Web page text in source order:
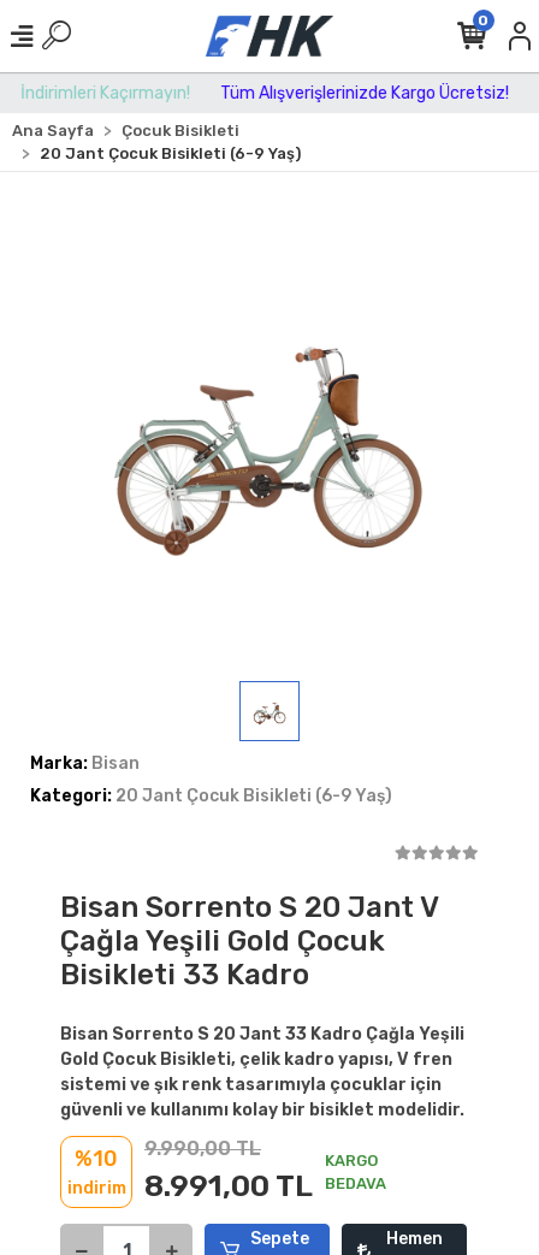
İndirimleri Kaçırmayın! Tüm Alışverişlerinizde Kargo Ücretsiz!
0
Ana Sayfa
Çocuk Bisikleti
20 Jant Çocuk Bisikleti (6-9 Yaş)
Marka: Bisan
Kategori: 20 Jant Çocuk Bisikleti (6-9 Yaş)
Bisan Sorrento S 20 Jant V
Çağla Yeşili Gold Çocuk
Bisikleti 33 Kadro
Bisan Sorrento S 20 Jant 33 Kadro Çağla Yeşili
Gold Çocuk Bisikleti, çelik kadro yapısı, V fren
sistemi ve şık renk tasarımıyla çocuklar için
güvenli ve kullanımı kolay bir bisiklet modelidir.
%10
indirim
9.990,00 TL
8.991,00 TL
KARGO
BEDAVA
Sepete
Hemen